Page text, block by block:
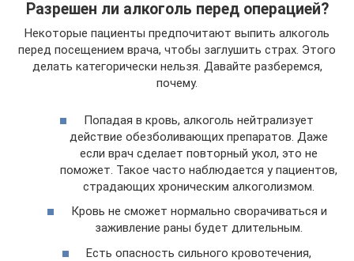
Разрешен ли алкоголь перед операцией?
Некоторые пациенты предпочитают выпить алкоголь
перед посещением врача, чтобы заглушить страх. Этого
делать категорически нельзя. Давайте разберемся,
почему.
Попадая в кровь, алкоголь нейтрализует
действие обезболивающих препаратов. Даже
если врач сделает повторный укол, это не
поможет. Такое часто наблюдается у пациентов,
страдающих хроническим алкоголизмом.
Кровь не сможет нормально сворачиваться и
заживление раны будет длительным.
Есть опасность сильного кровотечения,